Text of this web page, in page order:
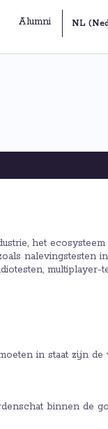
Alumni
het ecosysteem
nalevingstesten
multiplayer-
in staat zijn de
binnen de